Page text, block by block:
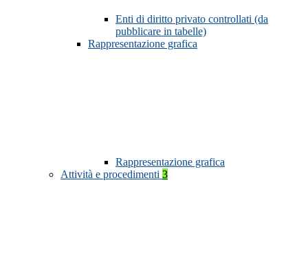
Enti di diritto privato controllati (da
pubblicare in tabelle)
Rappresentazione grafica
Rappresentazione grafica
Attività e procedimenti 3